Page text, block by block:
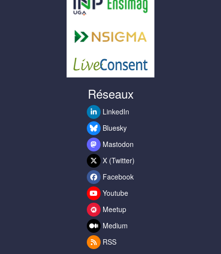
Réseaux
LinkedIn
Bluesky
Mastodon
X (Twitter)
Facebook
Youtube
Meetup
Medium
RSS